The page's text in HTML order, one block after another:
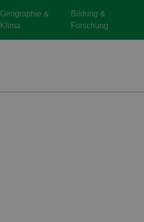
Geographie &
Klima
Bildung &
Forschung